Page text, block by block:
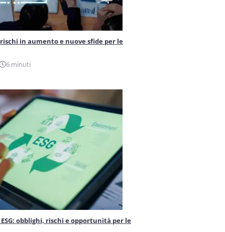
in aumento e nuove sfide per le
6 minuti
ESG: obblighi, rischi e opportunità per le